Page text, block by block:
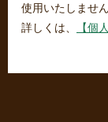
使用いたしません
詳しくは、
【個